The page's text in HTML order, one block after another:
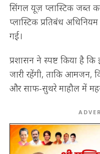
सिंगल यूज़ प्लास्टिक जब्त
प्लास्टिक प्रतिबंध
गई।
प्रशासन ने स्पष्ट किया है कि
जारी रहेंगी, ताकि आमजन,
और साफ-सुथरे माहौल में